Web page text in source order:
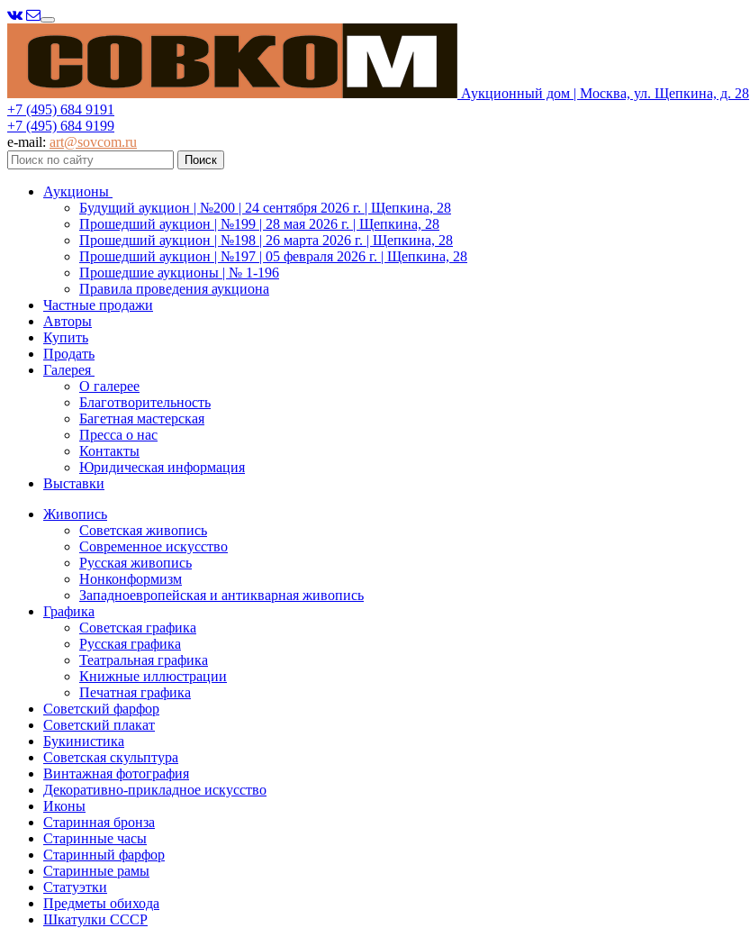
Меню
Аукционный дом | Москва, ул. Щепкина, д. 28
+7 (495) 684 9191
+7 (495) 684 9199
e-mail: art@sovcom.ru
Аукционы
Будущий аукцион | №200 | 24 сентября 2026 г. | Щепкина, 28
Прошедший аукцион | №199 | 28 мая 2026 г. | Щепкина, 28
Прошедший аукцион | №198 | 26 марта 2026 г. | Щепкина, 28
Прошедший аукцион | №197 | 05 февраля 2026 г. | Щепкина, 28
Прошедшие аукционы | № 1-196
Правила проведения аукциона
Частные продажи
Авторы
Купить
Продать
Галерея
О галерее
Благотворительность
Багетная мастерская
Пресса о нас
Контакты
Юридическая информация
Выставки
Живопись
Советская живопись
Современное искусство
Русская живопись
Нонконформизм
Западноевропейская и антикварная живопись
Графика
Советская графика
Русская графика
Театральная графика
Книжные иллюстрации
Печатная графика
Советский фарфор
Советский плакат
Букинистика
Советская скульптура
Винтажная фотография
Декоративно-прикладное искусство
Иконы
Старинная бронза
Старинные часы
Старинный фарфор
Старинные рамы
Статуэтки
Предметы обихода
Шкатулки СССР